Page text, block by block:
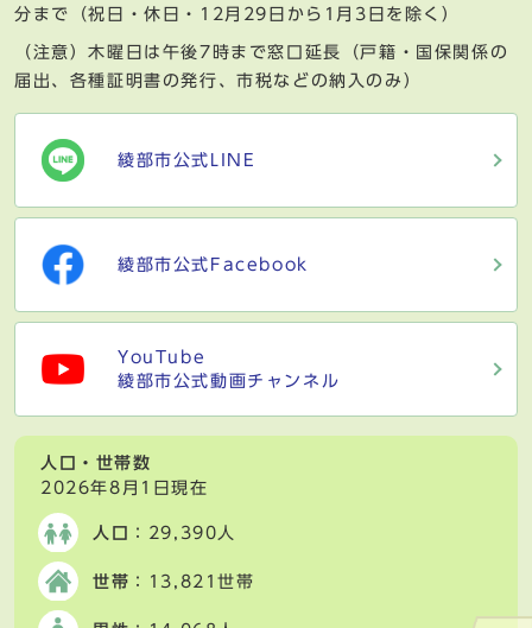
分まで（祝日・休日・12月29日から1月3日を除く）
（注意）木曜日は午後7時まで窓口延長（戸籍・国保関係の
届出、各種証明書の発行、市税などの納入のみ）
綾部市公式LINE
綾部市公式Facebook
YouTube
綾部市公式動画チャンネル
人口・世帯数
2026年8月1日現在
人口 ：29,390人
世帯 ：13,821世帯